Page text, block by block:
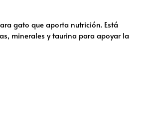
gato que aporta nutrición. Está
minerales y taurina para apoyar la